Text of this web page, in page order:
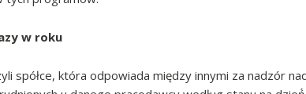
w roku
spółce, która odpowiada między innymi za nadzór